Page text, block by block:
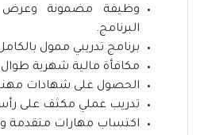
وظيفة مضمونة
البرنامج.
برنامج تدريبي ممول
مكافأة مالية شهرية طوال
الحصول على شهادات
تدريب عملي مكثف على
اكتساب مهارات متقدمة